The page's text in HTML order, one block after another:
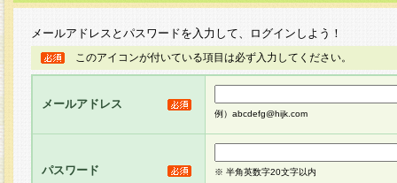
メールアドレスとパスワードを入力して、ログインしよう！
このアイコンが付いている項目は必ず入力してください。
メールアドレス
例）abcdefg@hijk.com
パスワード ※ 半角英数字20文字以内